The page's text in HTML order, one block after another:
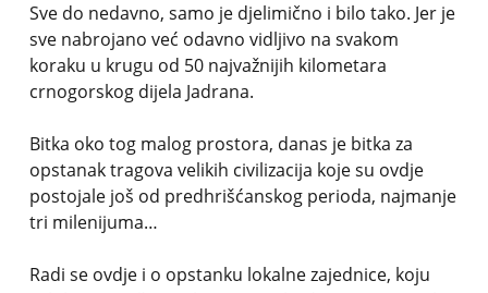
Sve do nedavno, samo je djelimično i bilo tako. Jer je
sve nabrojano već odavno vidljivo na svakom
koraku u krugu od 50 najvažnijih kilometara
crnogorskog dijela Jadrana.
Bitka oko tog malog prostora, danas je bitka za
opstanak tragova velikih civilizacija koje su ovdje
postojale još od predhrišćanskog perioda, najmanje
tri milenijuma…
Radi se ovdje i o opstanku lokalne zajednice, koju